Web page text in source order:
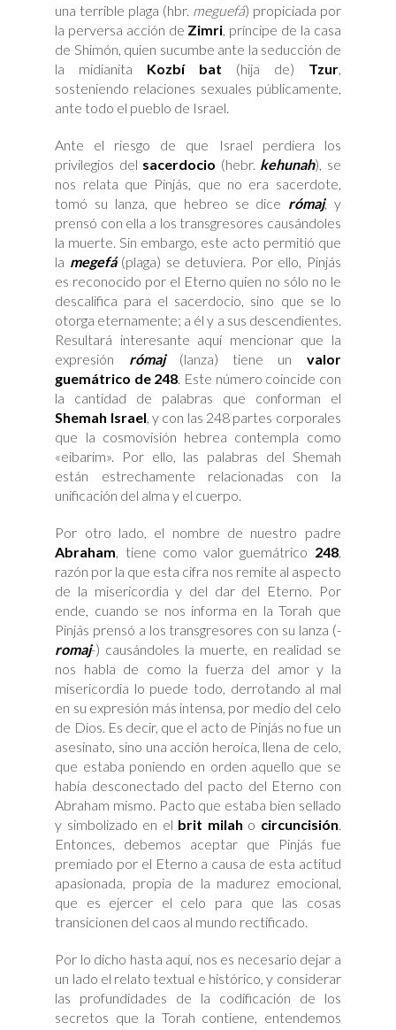
una terrible plaga (hbr. meguefá) propiciada por
la perversa acción de Zimri , príncipe de la casa
de Shimón, quien sucumbe ante la seducción de
la midianita Kozbí bat (hija de) Tzur,
sosteniendo relaciones sexuales públicamente,
ante todo el pueblo de Israel.
Ante el riesgo de que Israel perdiera los
privilegios del sacerdocio (hebr. kehunah), se
nos relata que Pinjás, que no era sacerdote,
tomó su lanza, que hebreo se dice rómaj, y
prensó con ella a los transgresores causándoles
la muerte. Sin embargo, este acto permitió que
la megefá(plaga) se detuviera. Por ello, Pinjás
es reconocido por el Eterno quien no sólo no le
descalifica para el sacerdocio, sino que se lo
otorga eternamente; a él y a sus descendientes.
Resultará interesante aquí mencionar que la
expresión rómaj (lanza) tiene un valor
guemátrico de 248 . Este número coincide con
la cantidad de palabras que conforman el
Shemah Israel , y con las 248 partes corporales
que la cosmovisión hebrea contempla como
«eibarim». Por ello, las palabras del Shemah
están estrechamente relacionadas con la
unificación del alma y el cuerpo.
Por otro lado, el nombre de nuestro padre
Abraham , tiene como valor guemátrico 248,
razón por la que esta cifra nos remite al aspecto
de la misericordia y del dar del Eterno. Por
ende, cuando se nos informa en la Torah que
Pinjás prensó a los transgresores con su lanza (-
romaj-) causándoles la muerte, en realidad se
nos habla de como la fuerza del amor y la
misericordia lo puede todo, derrotando al mal
en su expresión más intensa, por medio del celo
de Dios. Es decir, que el acto de Pinjás no fue un
asesinato, sino una acción heroíca, llena de celo,
que estaba poniendo en orden aquello que se
había desconectado del pacto del Eterno con
Abraham mismo. Pacto que estaba bien sellado
y simbolizado en el brit milah o circuncisión
Entonces, debemos aceptar que Pinjás fue
premiado por el Eterno a causa de esta actitud
apasionada, propia de la madurez emocional,
que es ejercer el celo para que las cosas
transicionen del caos al mundo rectificado.
Por lo dicho hasta aquí, nos es necesario dejar a
un lado el relato textual e histórico, y considerar
las profundidades de la codificación de los
secretos que la Torah contiene, entendemos